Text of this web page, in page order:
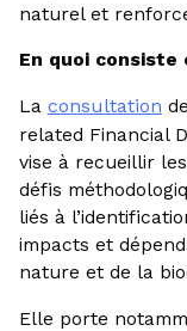
naturel et
En quoi
La consultation
related Financial
vise à recueillir
défis
liés à
impacts et
nature et de la
Elle porte